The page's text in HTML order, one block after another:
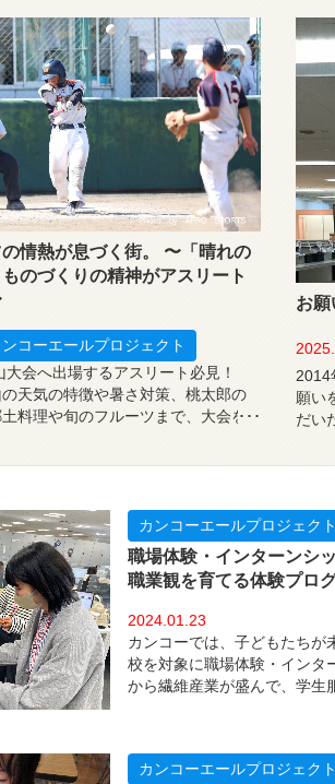
情熱が息づく街。 〜「晴れの
のづくりの精神がアスリート
ンコーエールプロジェクト
会へ出場するアスリート必見！
の天気の特徴や暑さ対策、桃太郎の
料理や旬のフルーツまで、大会を
お願
2014
願い
だい
うこ
職場体験・インターンシ
職業観を育てる体験プロ
2024.01.23
カンコーエールプロジェクト
カンコーでは、子どもたちが
校を対象に職場体験・インタ
から繊維産業が盛んで、学生
中学校・高校26校を対象に職
カンコーエールプロジェクト